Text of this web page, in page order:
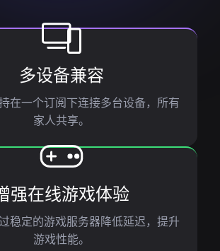
多设备兼容
在一个订阅下连接多台设备，所有
家人共享。
强在线游戏体验
稳定的游戏服务器降低延迟，提升
游戏性能。